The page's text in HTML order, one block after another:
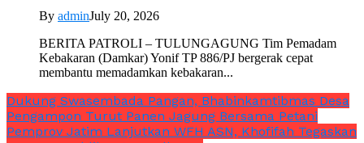
By adminJuly 20, 2026
BERITA PATROLI – TULUNGAGUNG Tim Pemadam
Kebakaran (Damkar) Yonif TP 886/PJ bergerak cepat
membantu memadamkan kebakaran...
Dukung Swasembada Pangan, Bhabinkamtibmas Desa
Pengampon Turut Panen Jagung Bersama Petani
Pemprov Jatim Lanjutkan WFH ASN, Khofifah Tegaskan